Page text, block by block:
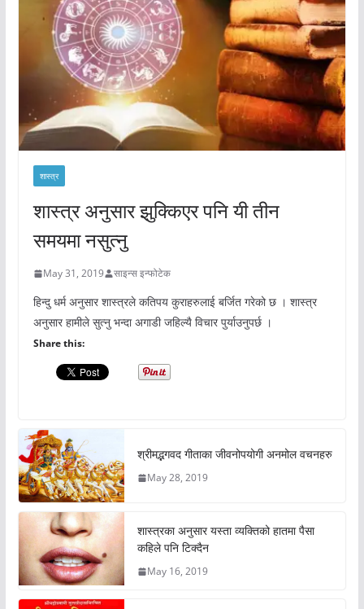
शास्त्र
शास्त्र अनुसार झुक्किएर पनि यी तीन
समयमा नसुत्नु
May 31, 2019 साइन्स इन्फोटेक
हिन्दु धर्म अनुसार शास्त्रले कतिपय कुराहरुलाई बर्जित गरेको छ । शास्त्र
अनुसार हामीले सुत्नु भन्दा अगाडी जहिल्यै विचार पुर्याउनुपर्छ ।
Share this:
श्रीमद्भगवद गीताका जीवनोपयोगी अनमोल वचनहरु
May 28, 2019
शास्त्रका अनुसार यस्ता व्यक्तिको हातमा पैसा
कहिले पनि टिक्दैन
May 16, 2019